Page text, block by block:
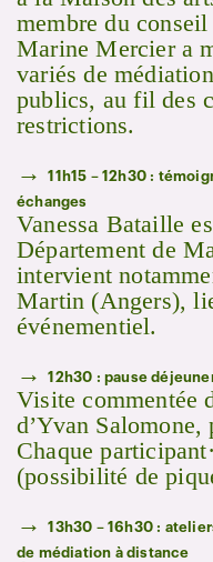
membre du
Marine Mercier a
variés de
publics, au fil des
restrictions.
→11h15 – 12h30 :
échanges
Vanessa Bataille
Département de
intervient
Martin (Angers),
événementiel.
→12h30 : pause
Visite commentée
d’Yvan
Chaque
(possibilité de
→13h30 – 16h30 :
de médiation à distance